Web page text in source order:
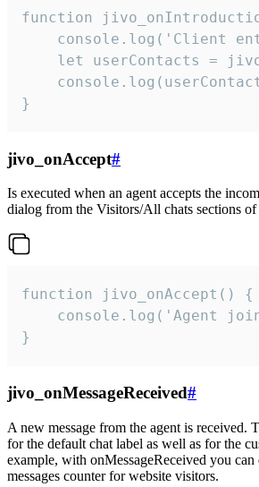
function
console.log('Client
let userContacts =
}
jivo_onAccept#
Is executed when an agent accepts the
dialog from the Visitors/All chats sections of
function jivo_onAccept() {
}
jivo_onMessageReceived#
A new message from the agent is received.
for the default chat label as well as for the
example, with onMessageReceived you can
messages counter for website visitors.